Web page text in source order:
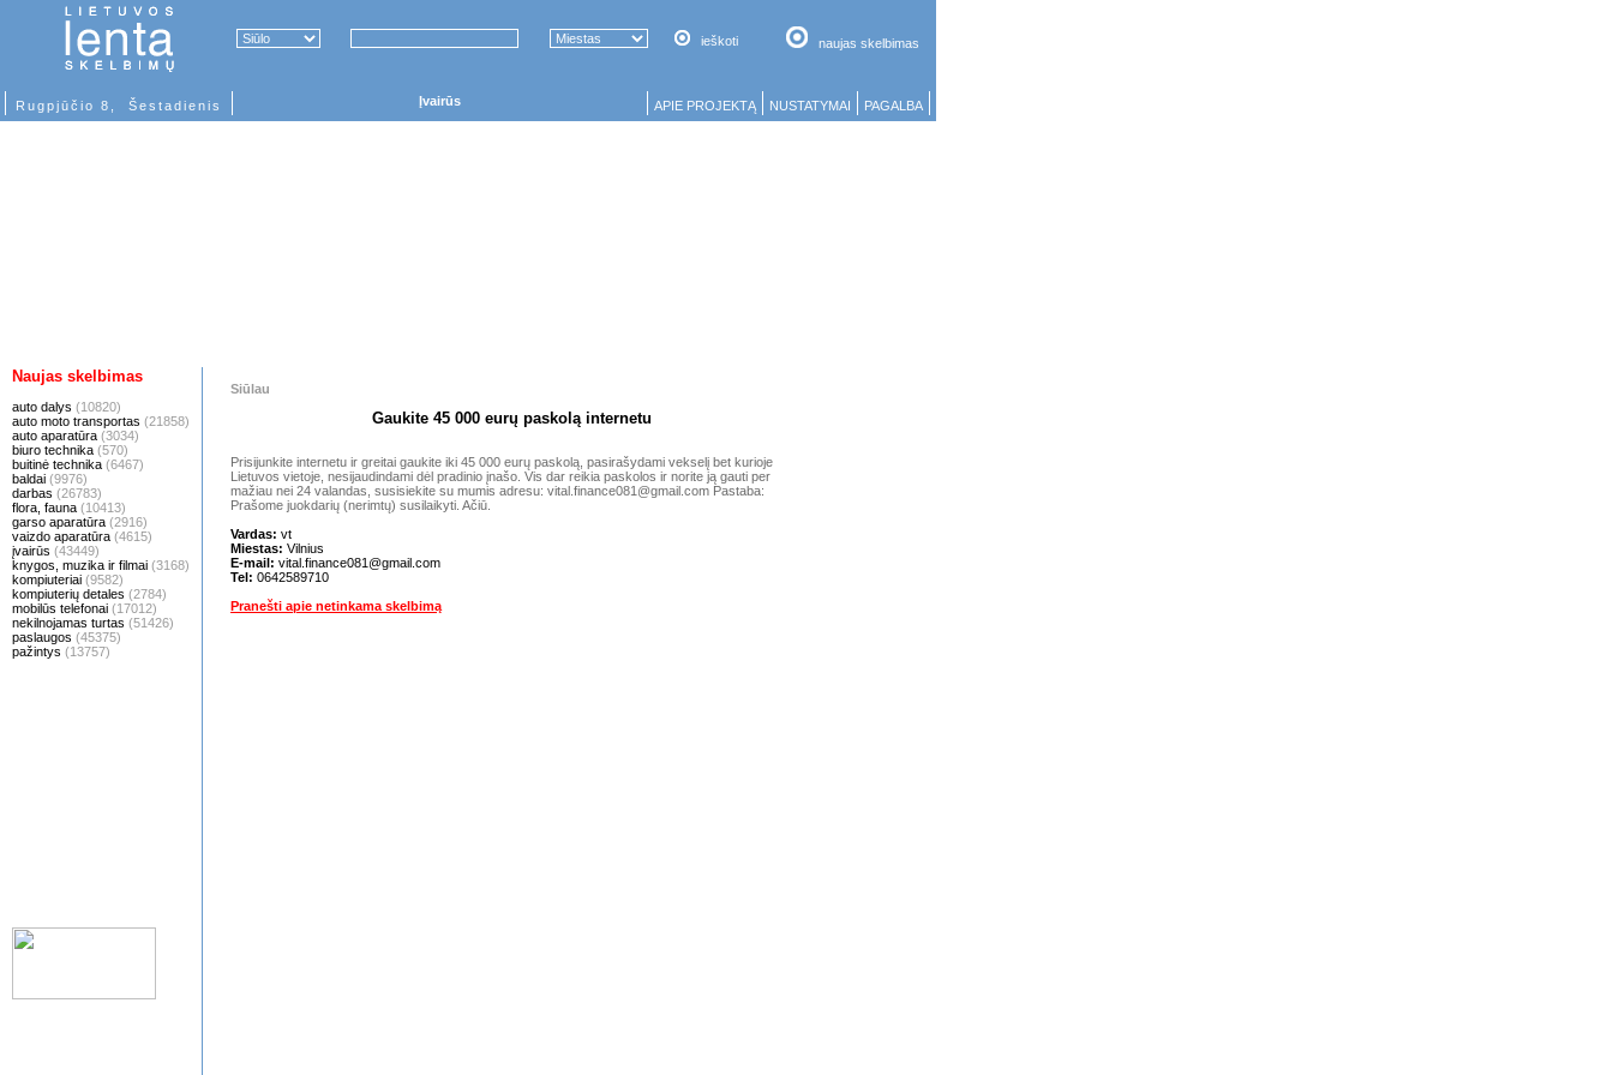
ieškoti naujas skelbimas
Rugpjūčio 8, Šestadienis Įvairūs APIE PROJEKTĄ NUSTATYMAI PAGALBA
Naujas skelbimas
auto dalys (10820)
auto moto transportas (21858)
auto aparatūra (3034)
biuro technika (570)
buitinė technika (6467)
baldai (9976)
darbas (26783)
flora, fauna (10413)
garso aparatūra (2916)
vaizdo aparatūra (4615)
įvairūs (43449)
knygos, muzika ir filmai (3168)
kompiuteriai (9582)
kompiuterių detales (2784)
mobilūs telefonai (17012)
nekilnojamas turtas (51426)
paslaugos (45375)
pažintys (13757)
Siūlau
Gaukite 45 000 eurų paskolą internetu
Prisijunkite internetu ir greitai gaukite iki 45 000 eurų paskolą, pasirašydami vekselį bet kurioje
Lietuvos vietoje, nesijaudindami dėl pradinio įnašo. Vis dar reikia paskolos ir norite ją gauti per
mažiau nei 24 valandas, susisiekite su mumis adresu: vital.finance081@gmail.com Pastaba:
Prašome juokdarių (nerimtų) susilaikyti. Ačiū.
Vardas: vt
Miestas: Vilnius
E-mail: vital.finance081@gmail.com
Tel: 0642589710
Pranešti apie netinkama skelbimą